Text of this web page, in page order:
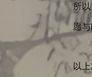
所
愿
以